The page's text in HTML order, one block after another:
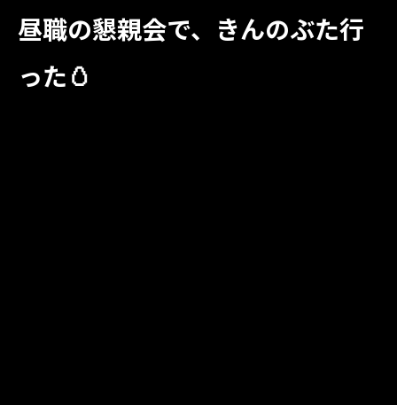
昼職の懇親会で、きんのぶた行
った🥚